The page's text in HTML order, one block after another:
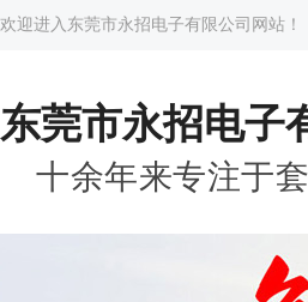
欢迎进入东莞市永招电子有限公司网站！
东莞市永招电子
十余年来专注于